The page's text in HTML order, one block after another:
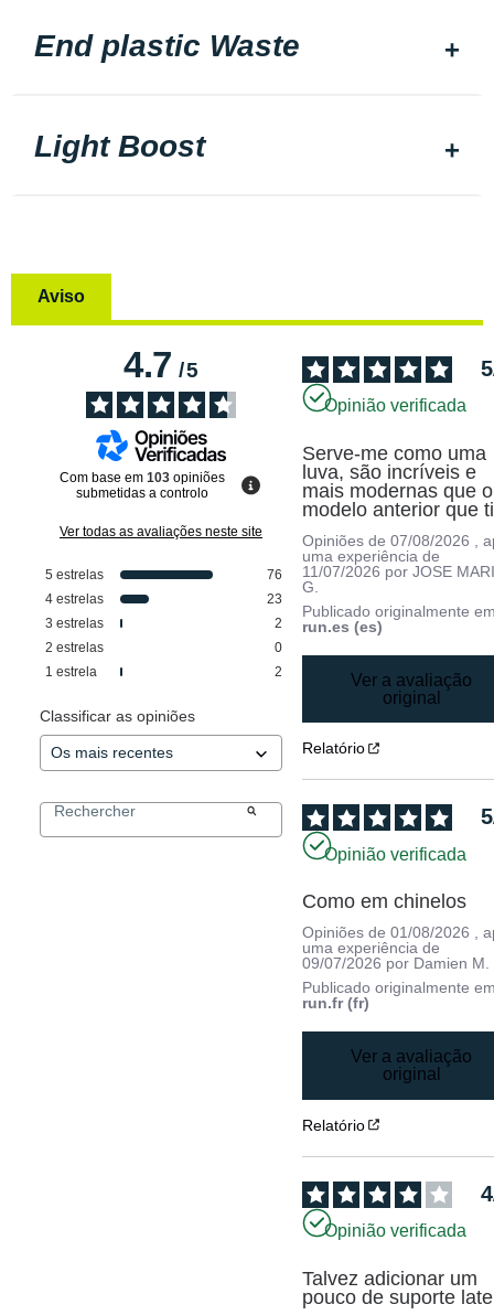
End plastic Waste
Light Boost
Aviso
4.7/5
Com base em 103 opiniões
submetidas a controlo
Ver todas as avaliações neste site
5 estrelas
76
4 estrelas
23
3 estrelas
2
2 estrelas
0
1 estrela 2
Classificar as opiniões
5
Opinião verificada
Serve-me como uma
luva, são incríveis e
mais modernas que o
modelo anterior que
Opiniões de07/08/2026
,
uma experiência de
11/07/2026 porJOSE
G.
Publicado originalmente
run.es (es)
Ver a avaliação
original
Relatório
5
Opinião verificada
Como em chinelos
Opiniões de01/08/2026 ,
uma experiência de
09/07/2026 por Damien M.
Publicado originalmente
run.fr (fr)
Ver a avaliação
original
Relatório
4
Opinião verificada
Talvez adicionar um
pouco de suporte